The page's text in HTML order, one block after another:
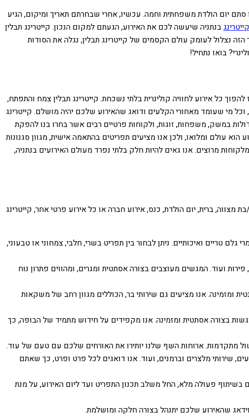
סתם יום הולדת משפחתית וחמה. עכשיו, אחרי שבחרתם תאריך ומיקום, הגיע
קייטרינגבנתניה שיעשה לכם את האירוע, הגעתם למקום הנכון. קייטרינג תבלין
נצלול לעומק עולם הקסמים של קייטרינג תבלין, נגלה את הסודות
בואו נתחיל!
כל אירוע לחוויה קולינרית בלתי נשכחת. קייטרינג תבלין צמח והתפתח,
מי שעומד מאחורי הקלעים ודואג שהאירוע שלכם יהיה מושלם. קייטרינג
במשק, משפחות, זוגות, ולקוחות פרטיים רבים אשר בחרו בנו להפקת
עולם ומלואו, ולכן אנו מציעים תפריטים בהתאמה אישית, מגוון סגנונות
מרוצים. אנו גאים להיות חלק בלתי נפרד מעולם האירועים בנתניה,
מצווה, ברית, יום הולדת, כנס, אירוע חברה או כל אירוע פרטי אחר, קייטרינג
טריים ואיכותיים. ניתן לבחור בין תפריט בשרי, חלבי, צמחוני או טבעוני,
ועוד. המגשים מעוצבים בצורה אסתטית ומגרים, ומהווים פתרון נוח
ומזמינה. אנו מציעים גם שירותי בר, הכוללים מגוון רחב של משקאות
בצורה אסתטית ומזמינה. אנו מקפידים על חידוש מתמיד של הבופה, כך
מתקדמות. ארוחות השף שלנו יותירו את האורחים שלכם עם טעם של עוד.
שירותי מלצרים וברמנים, ועוד. אנו דואגים לכל פרט ופרט, כך שאתם
בשיתוף פעולה מלא, החל משלב תכנון התפריט ועד ליום האירוע, על מנת
שהאירוע שלכם יתנהל בצורה חלקה ומושלמת.